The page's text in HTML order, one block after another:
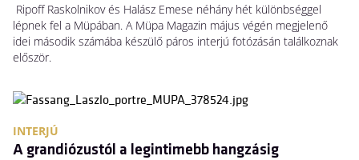
Ripoff Raskolnikov és Halász Emese néhány hét különbséggel
lépnek fel a Müpában. A Müpa Magazin május végén megjelenő
idei második számába készülő páros interjú fotózásán találkoznak
először.
INTERJÚ
A grandiózustól a legintimebb hangzásig